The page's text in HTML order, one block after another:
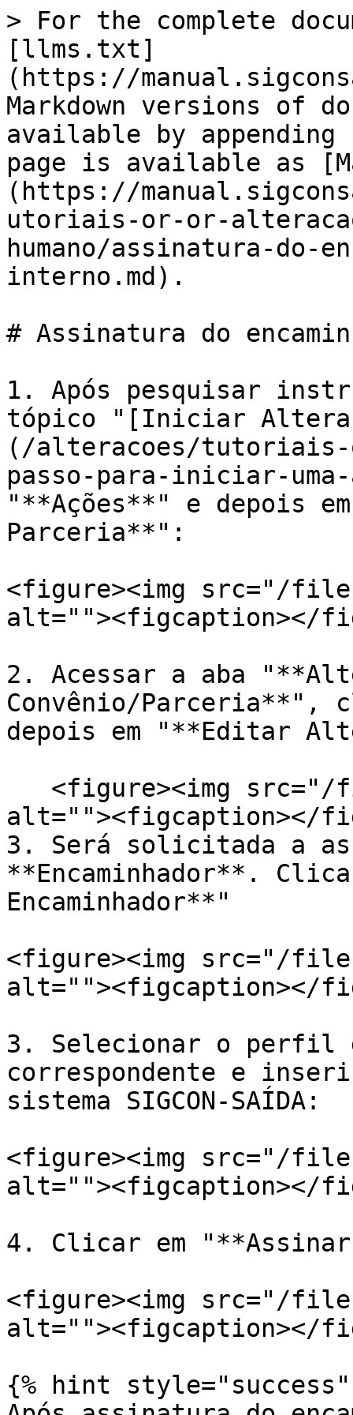
> For the complete
[llms.txt]
(https://
Markdown versions of
available by
page is available as
(https://
utoriais-or-or-
humano/assinatura-do-
interno.md).
# Assinatura do
1. Após pesquisar
tópico "[Iniciar
(/alteracoes/
passo-para-iniciar-
"**Ações**" e depois
Parceria**":
<figure><img src="/files/
alt=""><figcaption></
2. Acessar a aba
Convênio/Parceria**",
depois em "**Editar
alt=""><figcaption></
3. Será solicitada a
**Encaminhador**.
Encaminhador**"
<figure><img src="/files/
alt=""><figcaption></
3. Selecionar o perfil
correspondente e
sistema SIGCON-SAÍDA:
<figure><img src="/files/
alt=""><figcaption></
4. Clicar em
<figure><img src="/files/
alt=""><figcaption></
{% hint style="success"